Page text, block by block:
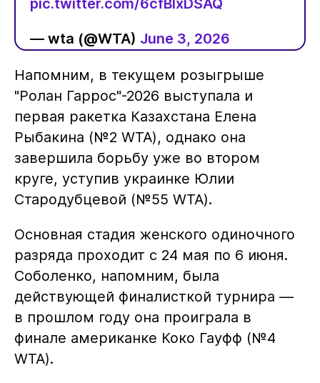
pic.twitter.com/6cfBlxDSAQ
— wta (@WTA) June 3, 2026
Напомним, в текущем розыгрыше
"Ролан Гаррос"-2026 выступала и
первая ракетка Казахстана Елена
Рыбакина (№2 WTA), однако она
завершила борьбу уже во втором
круге, уступив украинке Юлии
Стародубцевой (№55 WTA).
Основная стадия женского одиночного
разряда проходит с 24 мая по 6 июня.
Соболенко, напомним, была
действующей финалисткой турнира —
в прошлом году она проиграла в
финале американке Коко Гауфф (№4
WTA).